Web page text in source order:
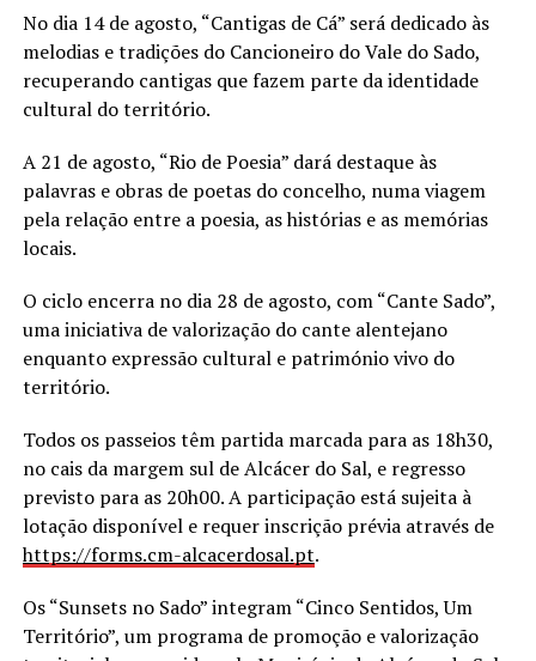
No dia 14 de agosto, “Cantigas de Cá” será dedicado às
melodias e tradições do Cancioneiro do Vale do Sado,
recuperando cantigas que fazem parte da identidade
cultural do território.
A 21 de agosto, “Rio de Poesia” dará destaque às
palavras e obras de poetas do concelho, numa viagem
pela relação entre a poesia, as histórias e as memórias
locais.
O ciclo encerra no dia 28 de agosto, com “Cante Sado”,
uma iniciativa de valorização do cante alentejano
enquanto expressão cultural e património vivo do
território.
Todos os passeios têm partida marcada para as 18h30,
no cais da margem sul de Alcácer do Sal, e regresso
previsto para as 20h00. A participação está sujeita à
lotação disponível e requer inscrição prévia através de
https://forms.cm-alcacerdosal.pt.
Os “Sunsets no Sado” integram “Cinco Sentidos, Um
Território”, um programa de promoção e valorização